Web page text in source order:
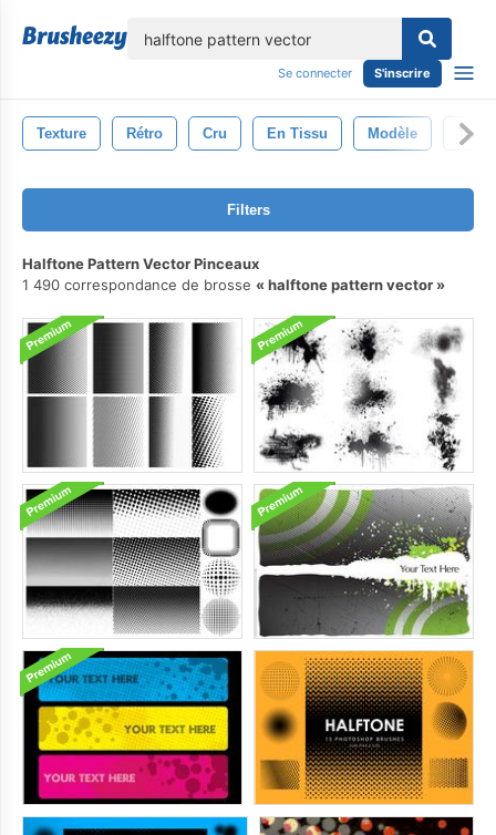
Se connecter S'inscrire
Texture Rétro Cru En Tissu Modèle
Filters
Halftone Pattern Vector Pinceaux
1 490 correspondance de brosse
halftone pattern vector